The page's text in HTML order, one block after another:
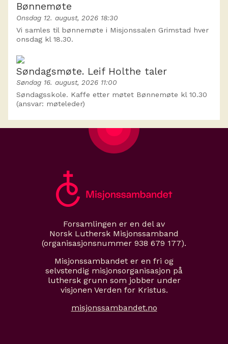
Bønnemøte
Onsdag 12. august, 2026 18:30
Vi samles til bønnemøte i Misjonssalen Grimstad hver
onsdag kl 18.30.
Søndagsmøte. Leif Holthe taler
Søndag 16. august, 2026 11:00
Søndagsskole. Kaffe etter møtet Bønnemøte kl 10.30
(ansvar: møteleder)
Forsamlingen er en del av
Norsk Luthersk Misjonssamband
(organisasjonsnummer 938 679 177).
Misjonssambandet er en fri og
selvstendig misjonsorganisasjon på
luthersk grunn som jobber under
visjonen Verden for Kristus.
misjonssambandet.no